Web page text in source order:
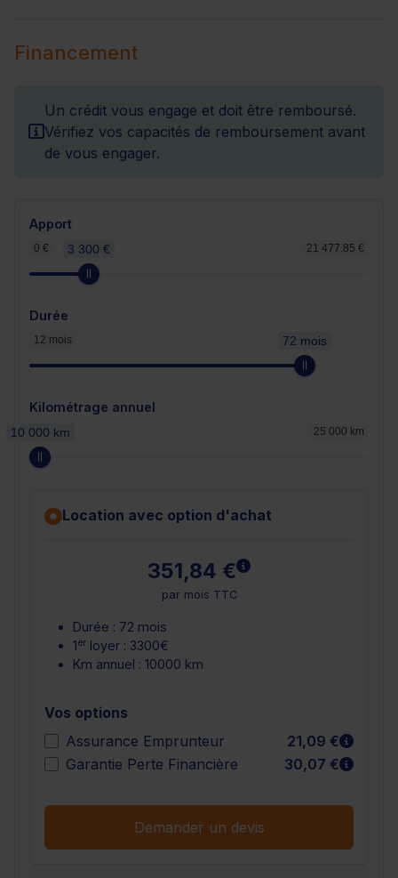
Financement
Un crédit vous engage et doit être remboursé.
Vérifiez vos capacités de remboursement avant
de vous engager.
Apport
0 € 21 477.85 €
3 300 €
Durée
12 mois 72 mois
Kilométrage annuel
25 000 km
10 000 km
Location avec option d'achat
351,84 € En savoir plus
par mois TTC
Durée : 72 mois
1er loyer : 3300€
Km annuel : 10000 km
Vos options
Assurance Emprunteur
21,09 €
En
Garantie Perte Financière
30,07 € En
Demander un devis